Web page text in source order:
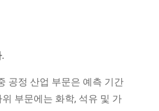
공정 산업 부문은 예측 기간
부문에는 화학, 석유 및 가